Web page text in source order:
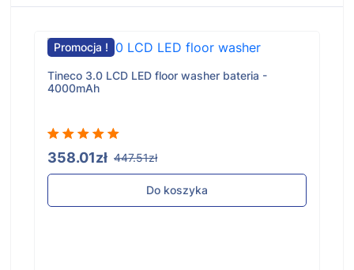
Promocja !
Tineco 3.0 LCD LED floor washer bateria -
4000mAh
358.01zł 447.51zł
Do koszyka